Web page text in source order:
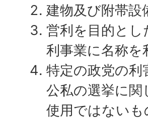
建物及び附帯
営利を目的と
利事業に名称
特定の政党の
公私の選挙に
使用ではないも